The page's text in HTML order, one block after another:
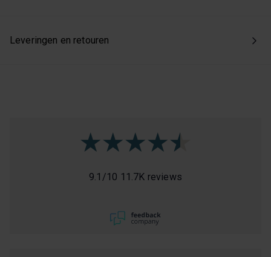
Leveringen en retouren
9.1 /10 11.7K reviews